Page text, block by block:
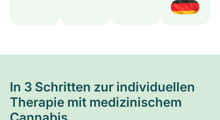
In 3 Schritten zur individuellen
Therapie mit medizinischem